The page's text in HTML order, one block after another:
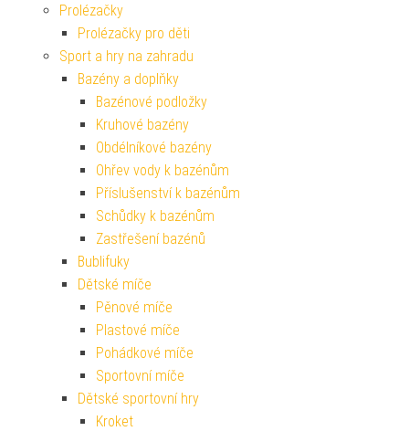
Prolézačky
Prolézačky pro děti
Sport a hry na zahradu
Bazény a doplňky
Bazénové podložky
Kruhové bazény
Obdélníkové bazény
Ohřev vody k bazénům
Příslušenství k bazénům
Schůdky k bazénům
Zastřešení bazénů
Bublifuky
Dětské míče
Pěnové míče
Plastové míče
Pohádkové míče
Sportovní míče
Dětské sportovní hry
Kroket